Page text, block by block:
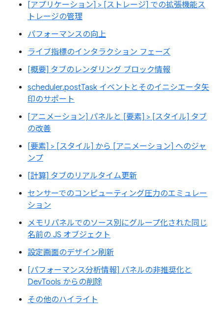
[アプリケーション] > [ストレージ] での拡張機能ス
トレージの管理
パフォーマンスの向上
ライブ指標のインタラクション フェーズ
[概要] タブのレンダリング ブロック情報
scheduler.postTask イベントとそのイニシエータ矢
印のサポート
[アニメーション] パネルと [要素] > [スタイル] タブ
の改善
[要素] > [スタイル] から [アニメーション] へのジャ
ンプ
[計算] タブのリアルタイム更新
センサーでのコンピューティング圧力のエミュレー
ション
メモリパネルでのソース別にグループ化された同じ
名前の JS オブジェクト
設定画面のデザイン刷新
[パフォーマンス分析情報] パネルの非推奨化と
DevTools からの削除
その他のハイライト